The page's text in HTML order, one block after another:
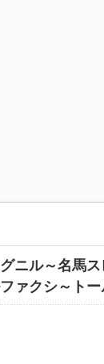
ニル～名馬
ァクシ～ト